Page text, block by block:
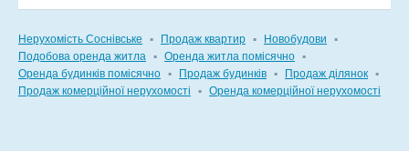
Нерухомість Соснівське ▪ Продаж квартир ▪ Новобудови
▪
Подобова оренда житла ▪ Оренда житла помісячно ▪
Оренда будинків помісячно ▪ Продаж будинків ▪ Продаж ділянок ▪
Продаж комерційної нерухомості
▪ Оренда комерційної нерухомості